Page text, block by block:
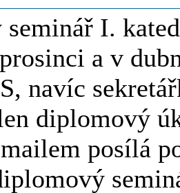
I.
a v
navíc
diplomový
posílá